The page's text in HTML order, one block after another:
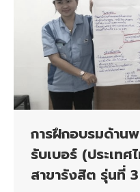
การฝึกอบรมด้าน
รับเบอร์ (ประเท
สาขารังสิต รุ่นที่ 3